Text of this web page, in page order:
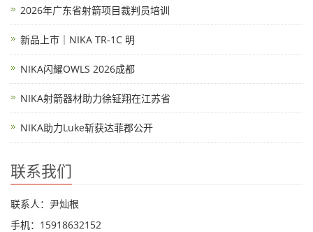
2026年广东省射箭项目裁判员培训
新品上市｜NIKA TR-1C 明
NIKA闪耀OWLS 2026成都
NIKA射箭器材助力徐钲翔在江苏省
NIKA助力Luke斩获达菲郡公开
联系我们
联系人：尹灿根
手机：15918632152